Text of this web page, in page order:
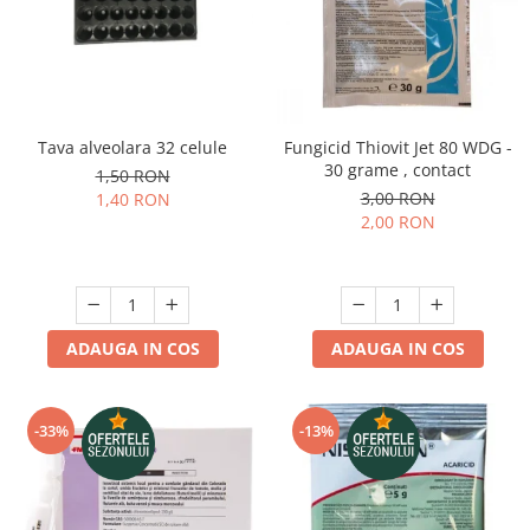
Aparat pentru legat plante cu
banda si capse
Burghie pneumatice
Chei de impact pneumatice
Polizoare unghiulare pneumatice
Polizoare pneumatice
Ciocane pneumatice cu dalta
Capsator pneumatic
Pistoale pneumatice
Slefuitoare orbitale pneumatice
Compresoare
Accesorii si consumabile scule
Tava alveolara 32 celule
1,50 RON
1,40 RON
ADAUGA IN COS
Fungicid Thiovit Jet 80 WDG -
30 grame , contact
3,00 RON
2,00 RON
ADAUGA IN COS
-33% -13%